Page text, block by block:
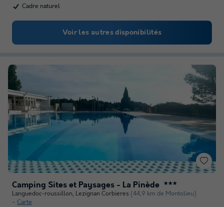
Cadre naturel
Voir les autres disponibilités
Camping Sites et Paysages - La Pinède ★★★
Languedoc-roussillon, Lezignan Corbieres (44,9 km de Montolieu)
Carte